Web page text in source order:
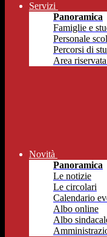
Servizi
Panoramica
Famiglie e
Personale
Percorsi di
Area
Novità
Panoramica
Le notizie
Le circolari
Calendario
Albo online
Albo